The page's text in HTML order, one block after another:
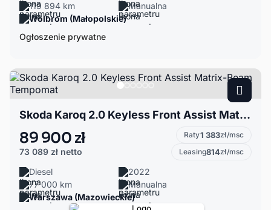
119 894 km
Manualna
Wolbrom (Małopolskie)
Ogłoszenie prywatne
Skoda Karoq 2.0 Keyless Front Assist Matrix-Beam Tempomat
89 900 zł
73 089 zł netto
Raty1 383zł/msc
Leasing814zł/msc
Diesel
2022
77 000 km
Manualna
Warszawa (Mazowieckie)